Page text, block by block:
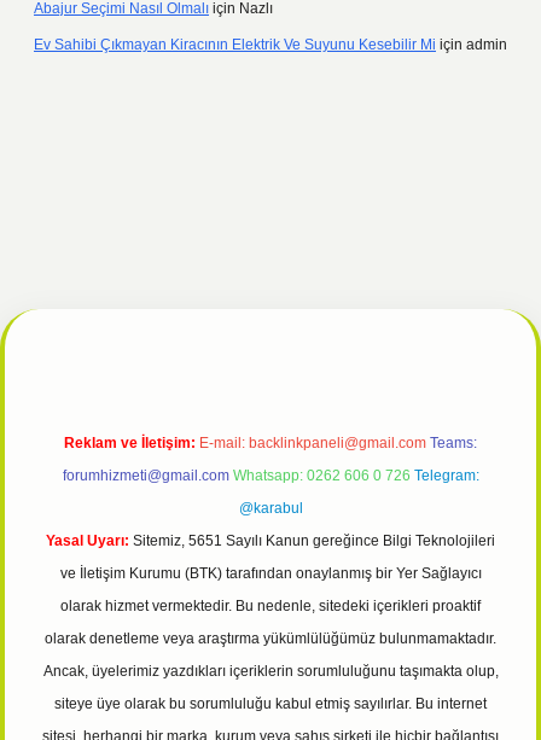
Abajur Seçimi Nasıl Olmalı için Nazlı
Ev Sahibi Çıkmayan Kiracının Elektrik Ve Suyunu Kesebilir Mi için admin
tulipbet giriş
Reklam ve İletişim: E-mail: backlinkpaneli@gmail.com Teams:
forumhizmeti@gmail.com Whatsapp: 0262 606 0 726 Telegram:
@karabul
Yasal Uyarı: Sitemiz, 5651 Sayılı Kanun gereğince Bilgi Teknolojileri
ve İletişim Kurumu (BTK) tarafından onaylanmış bir Yer Sağlayıcı
olarak hizmet vermektedir. Bu nedenle, sitedeki içerikleri proaktif
olarak denetleme veya araştırma yükümlülüğümüz bulunmamaktadır.
Ancak, üyelerimiz yazdıkları içeriklerin sorumluluğunu taşımakta olup,
siteye üye olarak bu sorumluluğu kabul etmiş sayılırlar. Bu internet
sitesi, herhangi bir marka, kurum veya şahıs şirketi ile hiçbir bağlantısı